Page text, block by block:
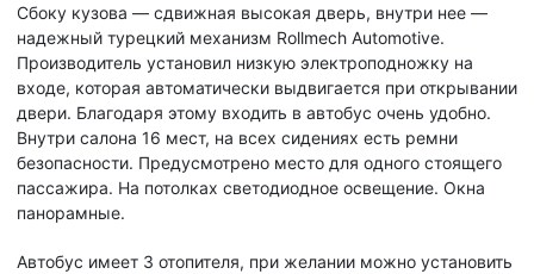
Сбоку кузова — сдвижная высокая дверь, внутри нее —
надежный турецкий механизм Rollmech Automotive.
Производитель установил низкую электроподножку на
входе, которая автоматически выдвигается при открывании
двери. Благодаря этому входить в автобус очень удобно.
Внутри салона 16 мест, на всех сидениях есть ремни
безопасности. Предусмотрено место для одного стоящего
пассажира. На потолках светодиодное освещение. Окна
панорамные.
Автобус имеет 3 отопителя, при желании можно установить